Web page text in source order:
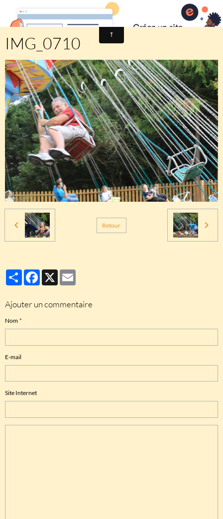
Comité des fêtes de CHEUX
IMG_0710
Retour
PartagerFacebook
X
Ajouter un commentaire
Nom
E-mail
Site Internet